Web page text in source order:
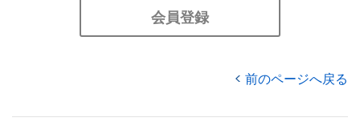
会員登録
前のページへ戻る